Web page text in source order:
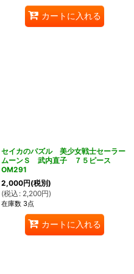
カートに入れる
セイカのパズル 美少女戦士セーラー
ムーンＳ 武内直子 ７５ピース
OM291
2,000円(税別)
(税込 : 2,200円)
在庫数 3点
カートに入れる